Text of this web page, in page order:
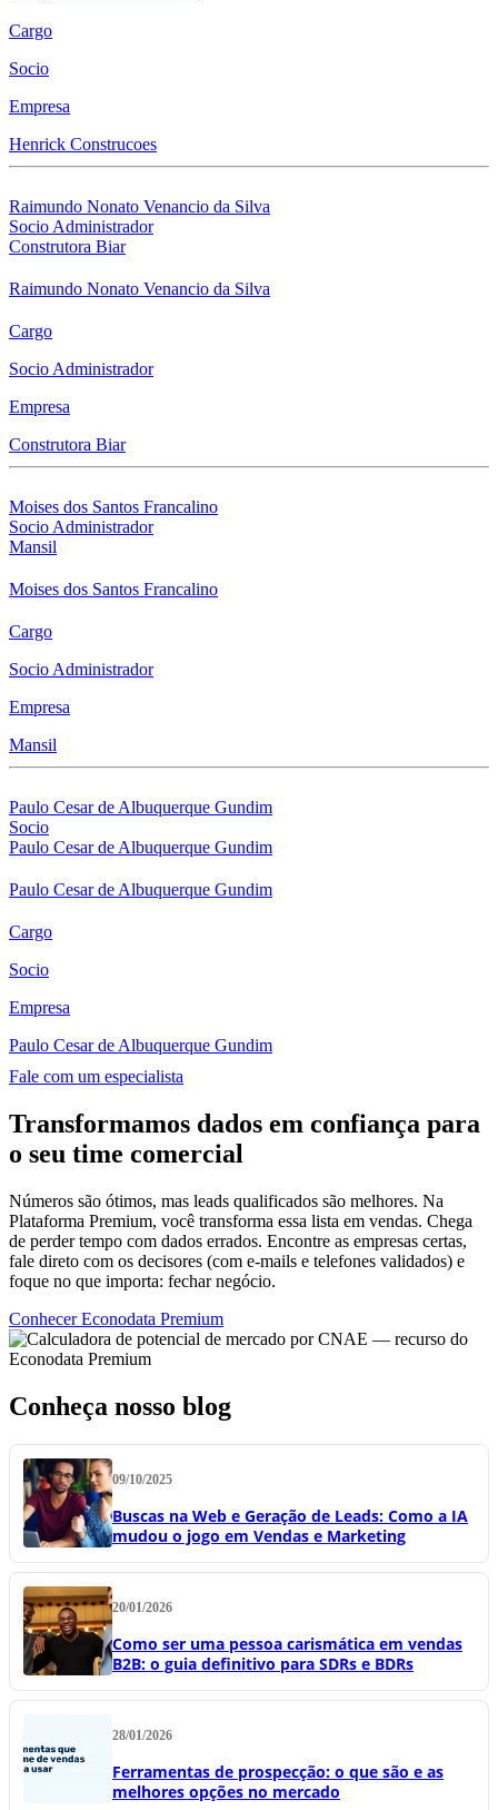
Cargo
Socio
Empresa
Henrick Construcoes
Raimundo Nonato Venancio da Silva
Socio Administrador
Construtora Biar
Raimundo Nonato Venancio da Silva
Cargo
Socio Administrador
Empresa
Construtora Biar
Moises dos Santos Francalino
Socio Administrador
Mansil
Moises dos Santos Francalino
Cargo
Socio Administrador
Empresa
Mansil
Paulo Cesar de Albuquerque Gundim
Socio
Paulo Cesar de Albuquerque Gundim
Paulo Cesar de Albuquerque Gundim
Cargo
Socio
Empresa
Paulo Cesar de Albuquerque Gundim
Fale com um especialista
Transformamos dados em confiança para
o seu time comercial
Números são ótimos, mas leads qualificados são melhores. Na
Plataforma Premium, você transforma essa lista em vendas. Chega
de perder tempo com dados errados. Encontre as empresas certas,
fale direto com os decisores (com e-mails e telefones validados) e
foque no que importa: fechar negócio.
Conhecer Econodata Premium
Conheça nosso blog
09/10/2025
Buscas na Web e Geração de Leads: Como a IA
mudou o jogo em Vendas e Marketing
20/01/2026
Como ser uma pessoa carismática em vendas
B2B: o guia definitivo para SDRs e BDRs
28/01/2026
Ferramentas de prospecção: o que são e as
melhores opções no mercado